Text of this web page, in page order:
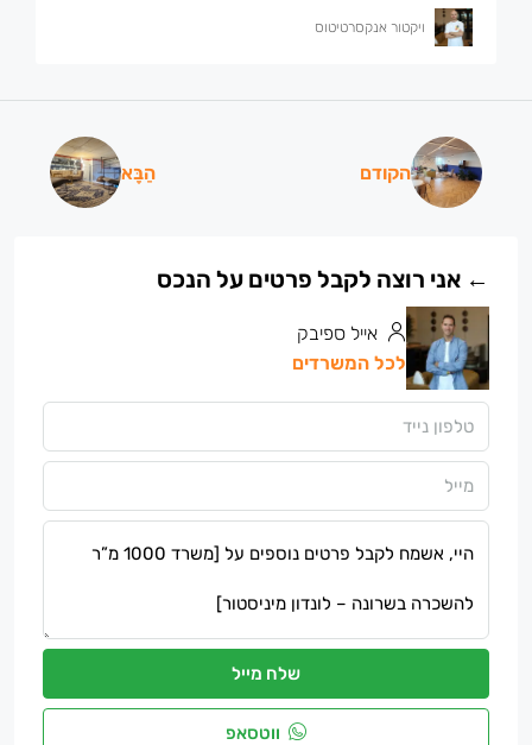
ויקטור אנקסרטיטוס
הקודם הַבָּא
אייל ספיבק
לכל המשרדים
שלח מייל
ווטסאפ